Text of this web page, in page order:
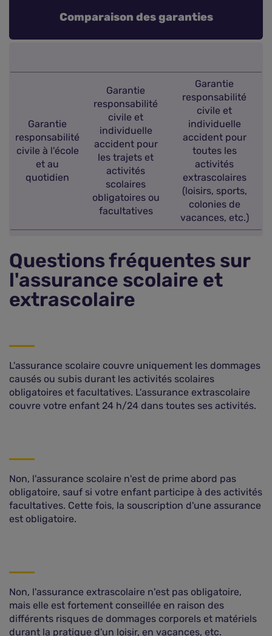
Comparaison des garanties
Garantie
responsabilité
civile à l'école
et au
quotidien
Garantie
responsabilité
civile et
individuelle
accident pour
les trajets et
activités
scolaires
obligatoires ou
facultatives
Garantie
responsabilité
civile et
individuelle
accident pour
toutes les
activités
extrascolaires
(loisirs, sports,
colonies de
vacances, etc.)
Questions fréquentes sur
l'assurance scolaire et
extrascolaire
L'assurance scolaire couvre uniquement les dommages
causés ou subis durant les activités scolaires
obligatoires et facultatives. L'assurance extrascolaire
couvre votre enfant 24 h/24 dans toutes ses activités.
Non, l'assurance scolaire n'est de prime abord pas
obligatoire, sauf si votre enfant participe à des activités
facultatives. Cette fois, la souscription d'une assurance
est obligatoire.
Non, l'assurance extrascolaire n'est pas obligatoire,
mais elle est fortement conseillée en raison des
différents risques de dommages corporels et matériels
durant la pratique d'un loisir, en vacances, etc.